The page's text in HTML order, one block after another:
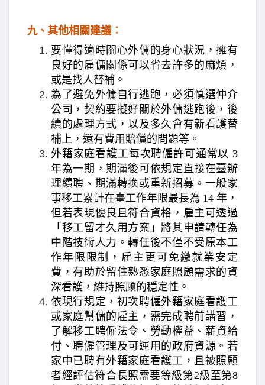
九、 其他相關建議：
要懂得適時關心外傭的身心狀況，擁有
良好的雇傭關係可以省去許多的麻煩，
或是找人替補。
為了避免外傭自行逃跑，必須慎選仲介
公司，契約要擬好關於外傭逃跑後，後
續的處理方式，以及多久會有新看護替
補上，還有費用賠償的問題等。
外籍家庭看護工每次聘僱許可通常以 3
年為一期，期滿後可依規定直接在臺辦
理續聘、期滿轉換或重新招募。一般家
事移工累計在臺工作年限最長為 14 年，
但若表現優良且符合資格，雇主可透過
「移工留才久用方案」將其申請轉任為
中階技術人力。轉任後不僅不受原本工
作年限限制，雇主更可免繳就業安定
費，有助於留住熟悉家庭照顧需求的資
深看護，維持照顾的穩定性。
依現行規定，初次聘僱外籍家庭看護工
或家庭幫傭的雇主，需完成聘前講習，
了解移工聘僱法令、勞動權益、薪資給
付、聘僱管理及可運用的政府資源。若
家中已聘有外籍家庭看護工，且被照顧
者經評估符合長照需要等級第2級至第8